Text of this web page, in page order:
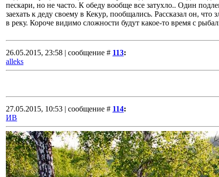
пескари, но не часто. К обеду вообще все затухло.. Один
заехать к деду своему в Кекур, пообщались. Рассказал он,
в реку. Короче видимо сложности будут какое-то время с
26.05.2015, 23:58 | сообщение # 113:
alleks
27.05.2015, 10:53 | сообщение # 114:
ИВ